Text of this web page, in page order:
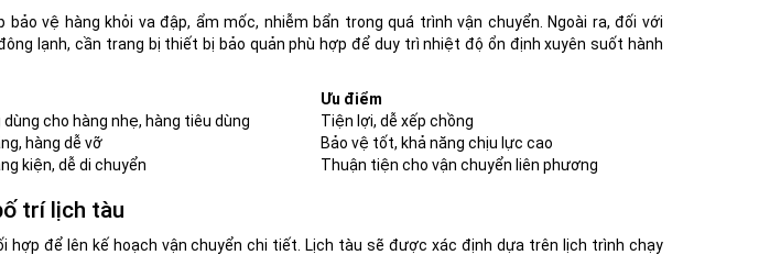
vệ hàng khỏi va đập, ẩm mốc, nhiễm bẩn trong quá trình vận chuyển. Ngoài ra, đối với
lạnh, cần trang bị thiết bị bảo quản phù hợp để duy trì nhiệt độ ổn định xuyên suốt hành
Ưu điểm
cho hàng nhẹ, hàng tiêu dùng
Tiện lợi, dễ xếp chồng
hàng dễ vỡ
Bảo vệ tốt, khả năng chịu lực cao
kiện, dễ di chuyển Thuận tiện cho vận chuyển liên phương
trí lịch tàu
hợp để lên kế hoạch vận chuyển chi tiết. Lịch tàu sẽ được xác định dựa trên lịch trình chạy